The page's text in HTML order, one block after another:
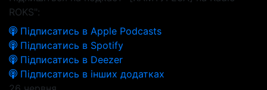
ROKS":
Підписатись в Apple Podcasts
Підписатись в Spotify
Підписатись в Deezer
Підписатись в інших додатках